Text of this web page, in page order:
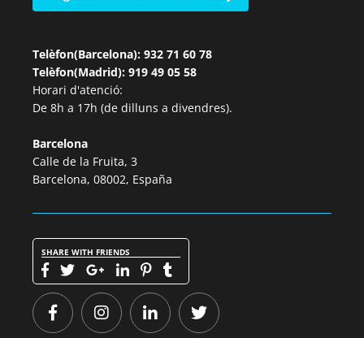
Telèfon(Barcelona): 932 71 60 78
Telèfon(Madrid): 919 49 05 58
Horari d'atenció:
De 8h a 17h (de dilluns a divendres).
Barcelona
Calle de la Fruita, 3
Barcelona, 08002, España
SHARE WITH FRIENDS